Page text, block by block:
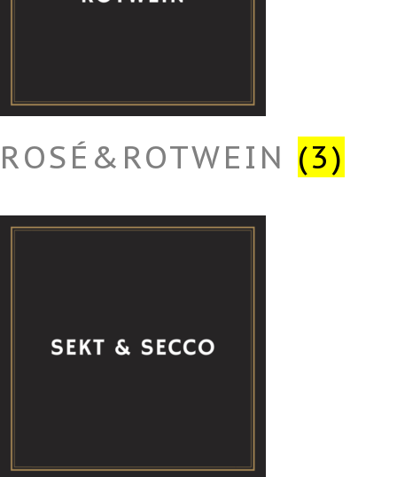
ROSÉ&ROTWEIN (3)